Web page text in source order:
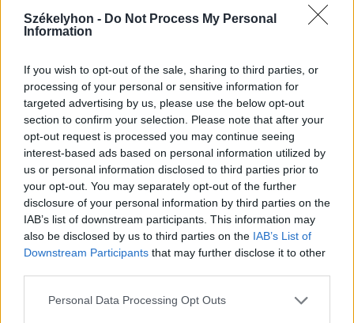
Székelyhon - Do Not Process My Personal
Information
If you wish to opt-out of the sale, sharing to third parties, or
processing of your personal or sensitive information for
targeted advertising by us, please use the below opt-out
section to confirm your selection. Please note that after your
opt-out request is processed you may continue seeing
interest-based ads based on personal information utilized by
us or personal information disclosed to third parties prior to
your opt-out. You may separately opt-out of the further
disclosure of your personal information by third parties on the
IAB’s list of downstream participants. This information may
also be disclosed by us to third parties on the IAB’s List of
Downstream Participants that may further disclose it to other
Personal Data Processing Opt Outs
Senki nem síelhet olyan tempóban és
veszélyeztesse!
Követési távolság a pályaviszonyoktól
függően 6-20 méter. Kivéve az együtt
gyakorló csoportokat, ahol ez a
távolság kevesebb is lehet, amelyet az
oktató határoz meg.
Nehezen belátható kanyarokban,
bukkanók után nem szabad ácsorogni.
Bukáskor mielőbb el kell hagyni a
középső, lesiklásra használt részt! Ha